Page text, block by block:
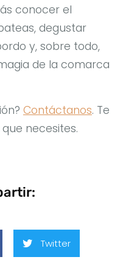
conocer el
degustar
y, sobre todo,
de la comarca
Contáctanos. Te
necesites.
Twitter